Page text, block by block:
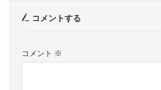
コメントする
コメント ※